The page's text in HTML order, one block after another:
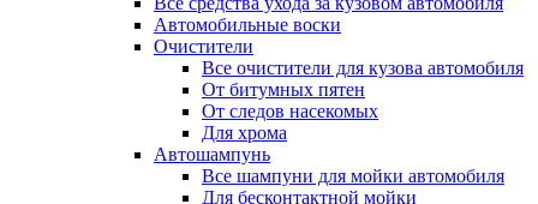
Автомобильные воски
Очистители
Все очистители для кузова автомобиля
От битумных пятен
От следов насекомых
Для хрома
Автошампунь
Все шампуни для мойки автомобиля
Для бесконтактной мойки